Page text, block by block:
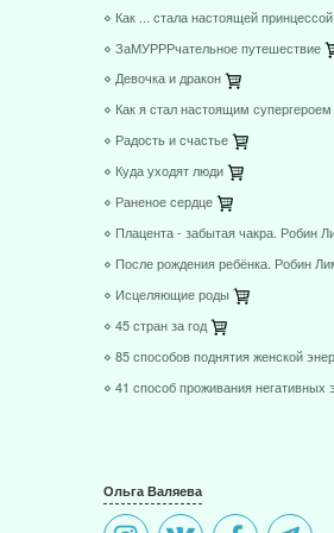
⋄ Как ... стала настоящей принцессой
⋄ ЗаМУРРРчательное путешествие
⋄ Девочка и дракон
⋄ Как я стал настоящим супергероем
⋄ Радость и счастье
⋄ Куда уходят люди
⋄ Раненое сердце
⋄ Плацента - забытая чакра. Робин
⋄ После рождения ребёнка. Робин
⋄ Исцеляющие роды
⋄ 45 стран за год
⋄ 85 способов поднятия женской
⋄ 41 способ проживания негативных
Ольга Валяева